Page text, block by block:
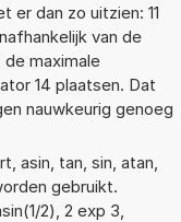
er dan zo uitzien: 11
van de
maximale
14 plaatsen. Dat
nauwkeurig genoeg
asin, tan, sin, atan,
gebruikt.
2), 2 exp 3,